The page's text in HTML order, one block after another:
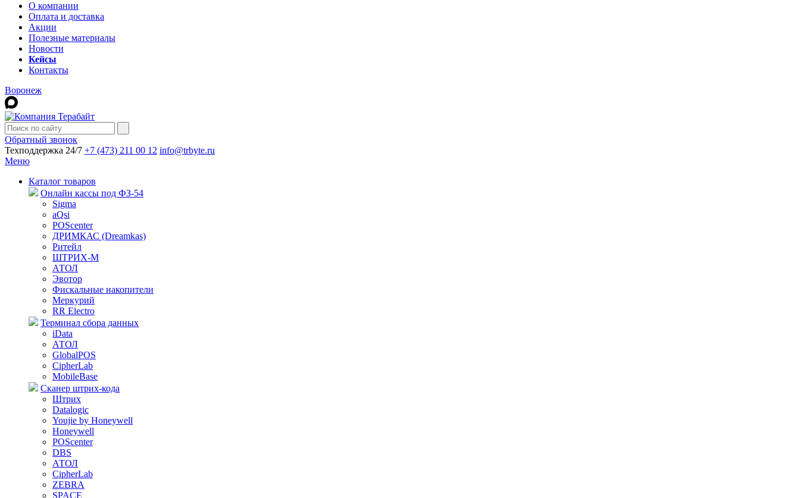
О компании
Оплата и доставка
Акции
Полезные материалы
Новости
Кейсы
Контакты
Воронеж
Обратный звонок
Техподдержка 24/7 +7 (473) 211 00 12 info@trbyte.ru
Меню
Каталог товаров
Онлайн кассы под ФЗ-54
Sigma
aQsi
POScenter
ДРИМКАС (Dreamkas)
Ритейл
ШТРИХ-М
АТОЛ
Эвотор
Фискальные накопители
Меркурий
RR Electro
Терминал сбора данных
iData
АТОЛ
GlobalPOS
CipherLab
MobileBase
Сканер штрих-кода
Штрих
Datalogic
Youjie by Honeywell
Honeywell
POScenter
DBS
АТОЛ
CipherLab
ZEBRA
SPACE